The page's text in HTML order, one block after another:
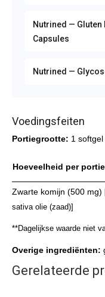
Nutrined — Gluten
Capsules
Nutrined —
Voedingsfeiten
Portiegrootte: 1 softgel
Hoeveelheid per portie
Zwarte komijn (500 mg)
sativa olie (zaad)]
**Dagelijkse waarde niet
Overige ingrediënten:
Gerelateerde